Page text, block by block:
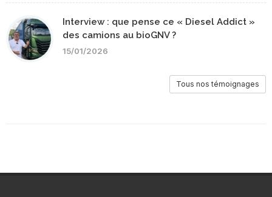
Interview : que pense ce « Diesel Addict »
des camions au bioGNV ?
15/01/2026
Tous nos témoignages